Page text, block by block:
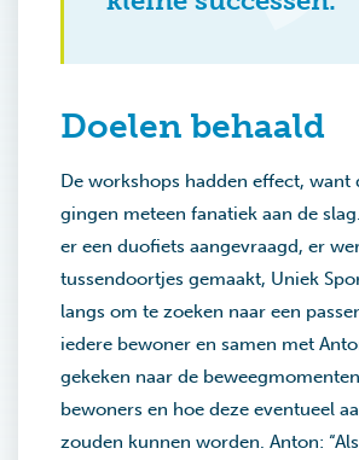
Doelen behaald
De workshops hadden effect, want
gingen meteen fanatiek aan de
er een duofiets aangevraagd, er
tussendoortjes gemaakt, Uniek
langs om te zoeken naar een
iedere bewoner en samen met
gekeken naar de
bewoners en hoe deze eventueel
zouden kunnen worden. Anton: